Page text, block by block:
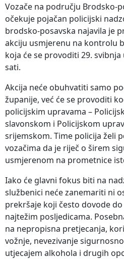
Vozače na području Brodsko-
očekuje pojačan policijski
brodsko-posavska najavila je
akciju usmjerenu na kontrolu
koja će se provoditi 29.
sati.
Akcija neće obuhvatiti samo
županije, već će se provoditi
policijskim upravama –
slavonskom i Policijskom
srijemskom. Time policija želi
vozačima da je riječ o širem
usmjerenom na prometnice
Iako će glavni fokus biti na
službenici neće zanemariti ni
prekršaje koji često dovode
najtežim posljedicama.
na nepropisna pretjecanja,
vožnje, nevezivanje
utjecajem alkohola i drugih